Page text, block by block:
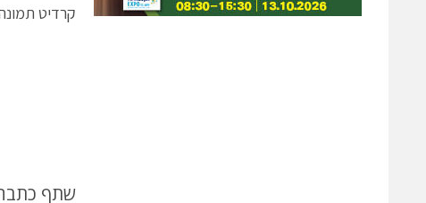
קרדיט
שתף